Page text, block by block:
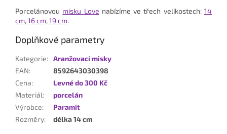
Porcelánovou misku Love nabízíme ve třech velikostech:14
cm, 16 cm, 19 cm.
Doplňkové parametry
Kategorie: Aranžovací misky
EAN:
8592643030398
Cena:
Levné do 300 Kč
Materiál:
porcelán
Výrobce:
Paramit
Rozměry: délka 14 cm